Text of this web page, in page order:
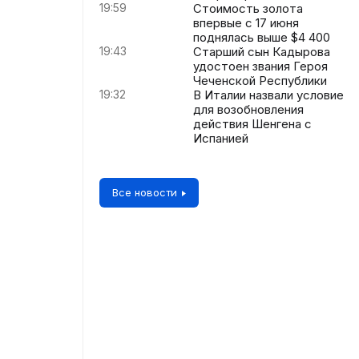
19:59
Стоимость золота
впервые с 17 июня
поднялась выше $4 400
19:43
Старший сын Кадырова
удостоен звания Героя
Чеченской Республики
19:32
В Италии назвали условие
для возобновления
действия Шенгена с
Испанией
Все новости